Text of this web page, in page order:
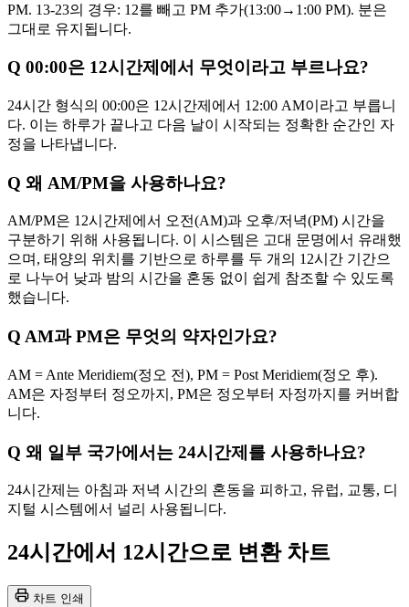
PM. 13-23의 경우: 12를 빼고 PM 추가(13:00→1:00 PM). 분은
그대로 유지됩니다.
Q 00:00은 12시간제에서 무엇이라고 부르나요?
24시간 형식의 00:00은 12시간제에서 12:00 AM이라고 부릅니
다. 이는 하루가 끝나고 다음 날이 시작되는 정확한 순간인 자
정을 나타냅니다.
Q 왜 AM/PM을 사용하나요?
AM/PM은 12시간제에서 오전(AM)과 오후/저녁(PM) 시간을
구분하기 위해 사용됩니다. 이 시스템은 고대 문명에서 유래했
으며, 태양의 위치를 기반으로 하루를 두 개의 12시간 기간으
로 나누어 낮과 밤의 시간을 혼동 없이 쉽게 참조할 수 있도록
했습니다.
Q AM과 PM은 무엇의 약자인가요?
AM = Ante Meridiem(정오 전), PM = Post Meridiem(정오 후).
AM은 자정부터 정오까지, PM은 정오부터 자정까지를 커버합
니다.
Q 왜 일부 국가에서는 24시간제를 사용하나요?
24시간제는 아침과 저녁 시간의 혼동을 피하고, 유럽, 교통, 디
지털 시스템에서 널리 사용됩니다.
24시간에서 12시간으로 변환 차트
차트 인쇄